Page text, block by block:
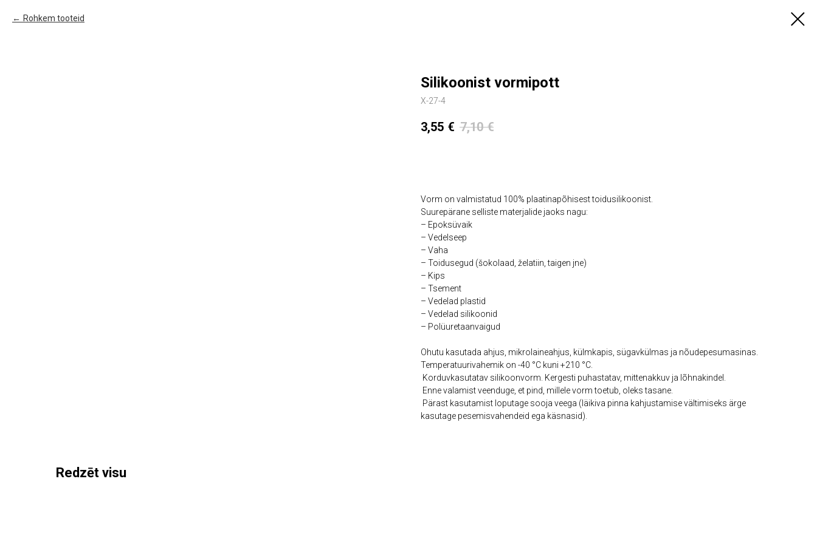
Rohkem tooteid
Silikoonist vormipott
X-27-4
3,55 € 7,10 €
Vorm on valmistatud 100% plaatinapõhisest toidusilikoonist.
Suurepärane selliste materjalide jaoks nagu:
– Epoksüvaik
– Vedelseep
– Vaha
– Toidusegud (šokolaad, želatiin, taigen jne)
– Kips
– Tsement
– Vedelad plastid
– Vedelad silikoonid
– Polüuretaanvaigud
Ohutu kasutada ahjus, mikrolaineahjus, külmkapis, sügavkülmas ja nõudepesumasinas.
Temperatuurivahemik on -40 °C kuni +210 °C.
Korduvkasutatav silikoonvorm. Kergesti puhastatav, mittenakkuv ja lõhnakindel.
Enne valamist veenduge, et pind, millele vorm toetub, oleks tasane.
Pärast kasutamist loputage sooja veega (läikiva pinna kahjustamise vältimiseks ärge
kasutage pesemisvahendeid ega käsnasid).
Redzēt visu